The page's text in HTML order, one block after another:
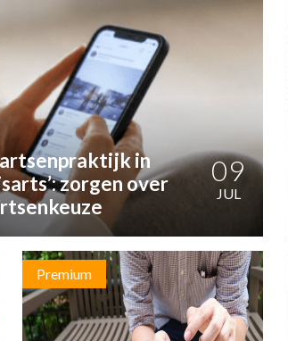
VAKHANDEL
in
zorgen over
09
JUL
Premium